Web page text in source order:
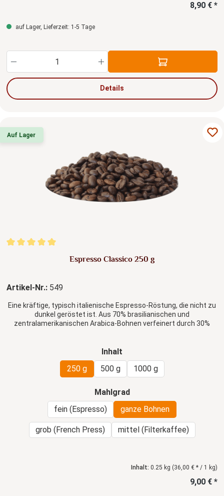
8,90 € *
auf Lager, Lieferzeit: 1-5 Tage
Produkt Anzahl: Gib den gewünschten Wert
Details
Auf Lager
Durchschnittliche Bewertung von 5 von 5 Sternen
Espresso Classico 250 g
Artikel-Nr.: 549
Eine kräftige, typisch italienische Espresso-Röstung, die nicht zu
dunkel geröstet ist. Aus 70% brasilianischen und
zentralamerikanischen Arabica-Bohnen verfeinert durch 30%
Inhalt
250 g
500 g 1000 g
Mahlgradauswählen
fein (Espresso)
ganze Bohnen
grob (French Press) mittel (Filterkaffee)
Inhalt: 0.25 kg (36,00 € * / 1 kg)
9,00 € *